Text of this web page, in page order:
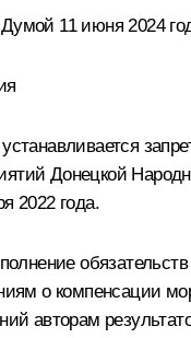
11 июня 2024
Донецкой
2022 года.
о компенсации
авторам